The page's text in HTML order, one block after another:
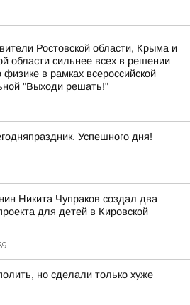
Ростовской области, Крыма и
области сильнее всех в решении
физике в рамках всероссийской
"Выходи решать!"
Успешного дня!
Никита Чупраков создал два
для детей в Кировской
но сделали только хуже